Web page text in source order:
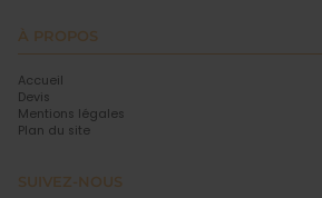
À PROPOS
Accueil
Devis
Mentions légales
Plan du site
SUIVEZ-NOUS